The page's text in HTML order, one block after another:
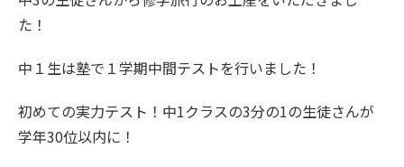
た！
中１生は塾で１学期中間テストを行いました！
初めての実力テスト！中1クラスの3分の1の生徒さんが
学年30位以内に！